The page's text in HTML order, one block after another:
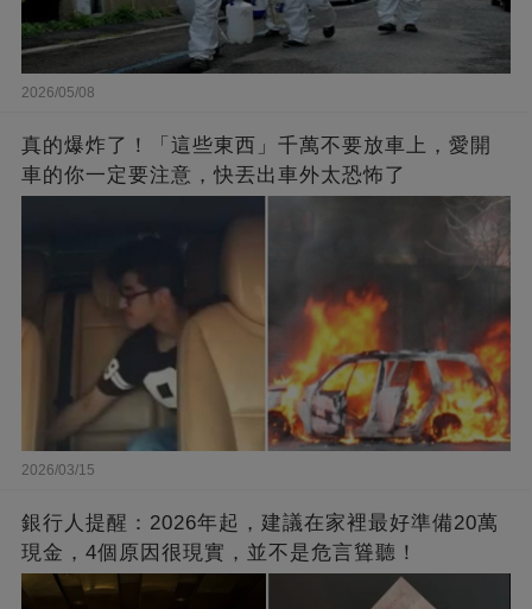
2026/05/08
真的爆炸了！「這些東西」千萬不要放車上，愛開
車的你一定要注意，快丟出車外太恐怖了
2026/03/15
銀行人提醒：2026年起，建議在家裡最好準備20萬
現金，4個原因很現實，並不是危言聳聽！